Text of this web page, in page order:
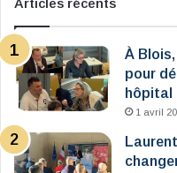
Articles récents
À
pour
hôpital
1 avril